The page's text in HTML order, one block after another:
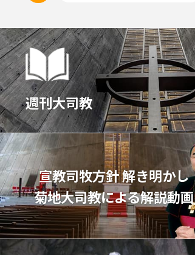
週刊大司教
宣教司牧⽅針 解き明かし
菊地⼤司教による解説動画